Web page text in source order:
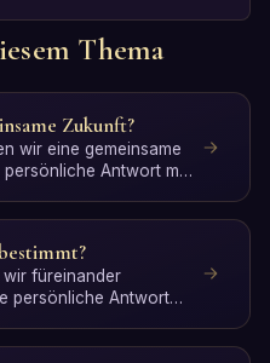
Thema
Zukunft?
wir eine gemeinsame
persönliche Antwort mit
wir füreinander
persönliche Antwort